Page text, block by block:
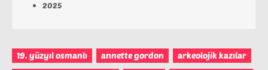
2025
19. yüzyıl osmanlı annette gordon
arkeolojik kazılar